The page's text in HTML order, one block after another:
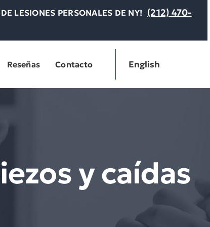
LESIONES PERSONALES DE NY! (212) 470-
Reseñas Contacto English
y caídas